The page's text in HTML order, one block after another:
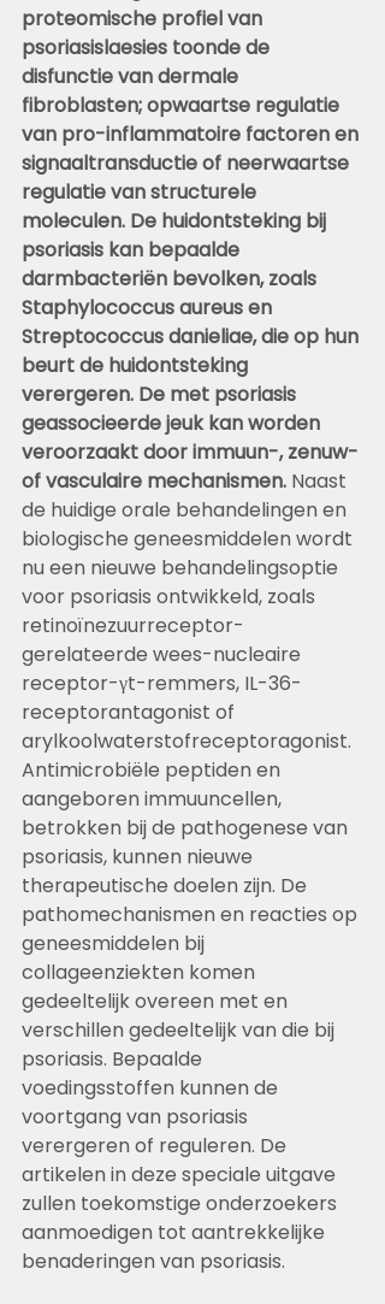
proteomische profiel van
psoriasislaesies toonde de
disfunctie van dermale
fibroblasten; opwaartse regulatie
van pro-inflammatoire factoren en
signaaltransductie of neerwaartse
regulatie van structurele
moleculen. De huidontsteking bij
psoriasis kan bepaalde
darmbacteriën bevolken, zoals
Staphylococcus aureus en
Streptococcus danieliae, die op hun
beurt de huidontsteking
verergeren. De met psoriasis
geassocieerde jeuk kan worden
veroorzaakt door immuun-, zenuw-
of vasculaire mechanismen. Naast
de huidige orale behandelingen en
biologische geneesmiddelen wordt
nu een nieuwe behandelingsoptie
voor psoriasis ontwikkeld, zoals
retinoïnezuurreceptor-
gerelateerde wees-nucleaire
receptor-γt-remmers, IL-36-
receptorantagonist of
arylkoolwaterstofreceptoragonist.
Antimicrobiële peptiden en
aangeboren immuuncellen,
betrokken bij de pathogenese van
psoriasis, kunnen nieuwe
therapeutische doelen zijn. De
pathomechanismen en reacties op
geneesmiddelen bij
collageenziekten komen
gedeeltelijk overeen met en
verschillen gedeeltelijk van die bij
psoriasis. Bepaalde
voedingsstoffen kunnen de
voortgang van psoriasis
verergeren of reguleren. De
artikelen in deze speciale uitgave
zullen toekomstige onderzoekers
aanmoedigen tot aantrekkelijke
benaderingen van psoriasis.